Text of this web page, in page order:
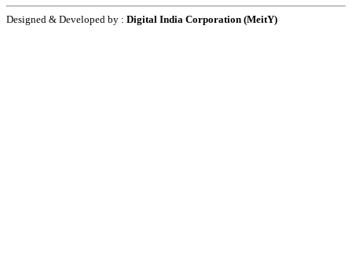
Designed & Developed by : Digital India Corporation (MeitY)